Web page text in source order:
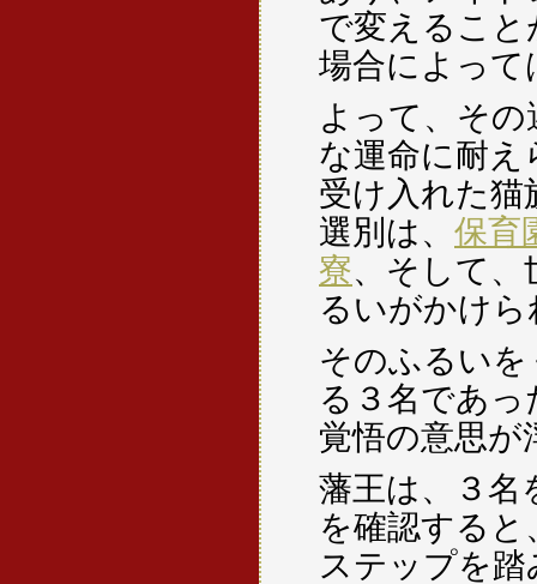
で変えるこ
場合によって
よって、そ
な運命に耐
受け入れた猫
選別は、 保育
寮、そして、
るいがかけら
そのふるい
る３名であ
覚悟の意思が
藩王は、３名
を確認する
ステップを